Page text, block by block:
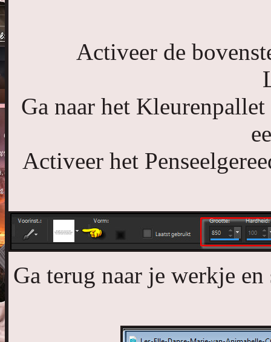
Activeer de
Ga naar het
Activeer het
Ga terug naar je werkje